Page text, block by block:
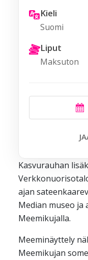
Kasvurauhan
ajan
Median museo
Meemikujalla.
Meeminäyttely
Meemikujan
Kieli
Suomi
Liput
Maksuton